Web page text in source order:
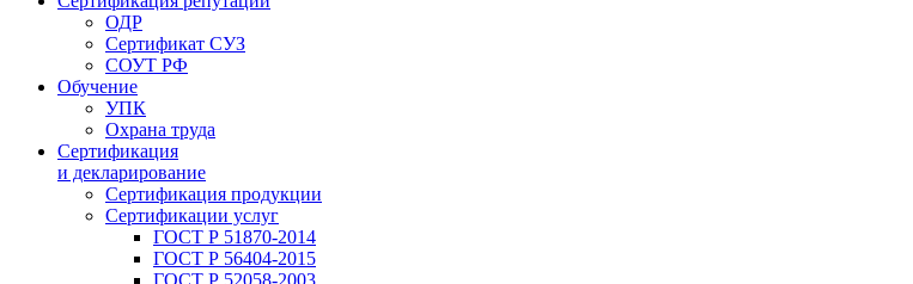
ОДР
Сертификат СУЗ
СОУТ РФ
Обучение
УПК
Охрана труда
Сертификация
и декларирование
Сертификация продукции
Сертификации услуг
ГОСТ Р 51870-2014
ГОСТ Р 56404-2015
ГОСТ Р 52058-2003